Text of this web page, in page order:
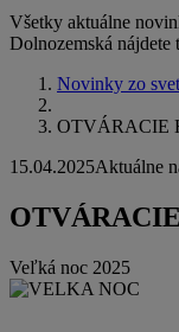
Všetky aktuálne
Dolnozemská nájdete
Novinky zo
OTVÁRACIE
15.04.2025Aktuálne
Veľká noc 2025